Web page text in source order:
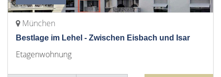
München
Bestlage im Lehel - Zwischen Eisbach und Isar
Etagenwohnung